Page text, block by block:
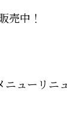
売中！
ニューリニ